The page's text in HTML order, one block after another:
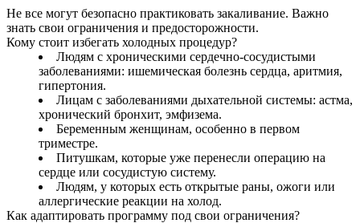
Не все могут безопасно практиковать закаливание. Важно
знать свои ограничения и предосторожности.
Кому стоит избегать холодных процедур?
Людям с хроническими сердечно-сосудистыми
заболеваниями: ишемическая болезнь сердца, аритмия,
гипертония.
Лицам с заболеваниями дыхательной системы: астма,
хронический бронхит, эмфизема.
Беременным женщинам, особенно в первом
триместре.
Питушкам, которые уже перенесли операцию на
сердце или сосудистую систему.
Людям, у которых есть открытые раны, ожоги или
аллергические реакции на холод.
Как адаптировать программу под свои ограничения?